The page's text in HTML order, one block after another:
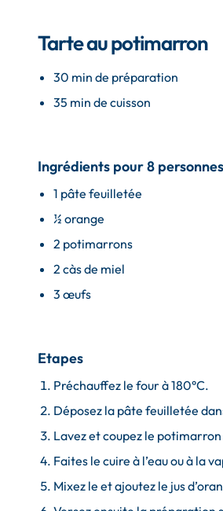
Tarte au potimarron
30 min de préparation
35 min de cuisson
Ingrédients pour 8 personnes
1 pâte feuilletée
½ orange
2 potimarrons
2 càs de miel
3 œufs
Etapes
Préchauffez le four à 180°C.
Déposez la pâte feuilletée
Lavez et coupez le
Faites le cuire à l’eau ou à la
Mixez le et ajoutez le jus